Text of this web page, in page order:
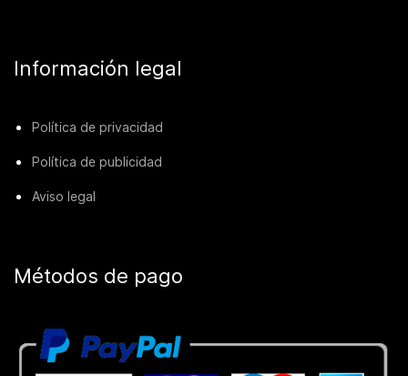
Información legal
Política de privacidad
Política de publicidad
Aviso legal
Métodos de pago